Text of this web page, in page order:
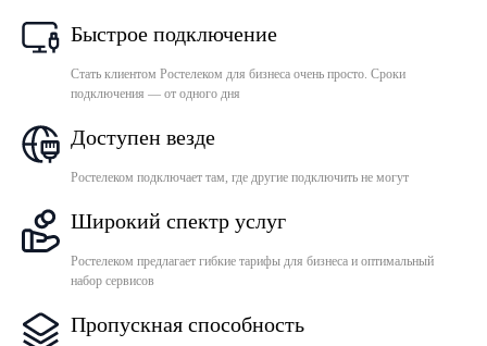
Быстрое подключение
Стать клиентом Ростелеком для бизнеса очень просто. Сроки
подключения — от одного дня
Доступен везде
Ростелеком подключает там, где другие подключить не могут
Широкий спектр услуг
Ростелеком предлагает гибкие тарифы для бизнеса и оптимальный
набор сервисов
Пропускная способность